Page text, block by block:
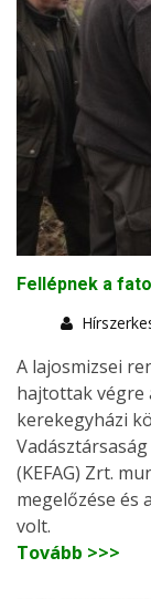
Fellépnek a
A lajosmizsei
hajtottak végre
kerekegyházi
(KEFAG) Zrt.
megelőzése és
volt.
Tovább >>>